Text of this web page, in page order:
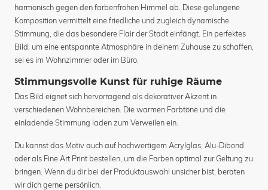
harmonisch gegen den farbenfrohen Himmel ab. Diese gelungene
Komposition vermittelt eine friedliche und zugleich dynamische
Stimmung, die das besondere Flair der Stadt einfängt. Ein perfektes
Bild, um eine entspannte Atmosphäre in deinem Zuhause zu schaffen,
sei es im Wohnzimmer oder im Büro.
Stimmungsvolle Kunst für ruhige Räume
Das Bild eignet sich hervorragend als dekorativer Akzent in
verschiedenen Wohnbereichen. Die warmen Farbtöne und die
einladende Stimmung laden zum Verweilen ein.
Du kannst das Motiv auch auf hochwertigem Acrylglas, Alu-Dibond
oder als Fine Art Print bestellen, um die Farben optimal zur Geltung zu
bringen. Wenn du dir bei der Produktauswahl unsicher bist, beraten
wir dich gerne persönlich.